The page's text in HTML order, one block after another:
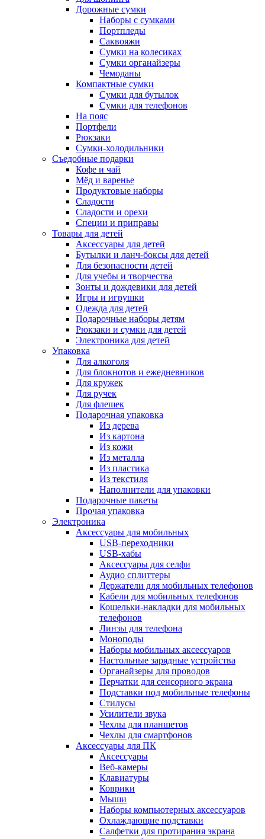
Дорожные сумки
Наборы с сумками
Портпледы
Саквояжи
Сумки на колесиках
Сумки органайзеры
Чемоданы
Компактные сумки
Сумки для бутылок
Сумки для телефонов
На пояс
Портфели
Рюкзаки
Сумки-холодильники
Съедобные подарки
Кофе и чай
Мёд и варенье
Продуктовые наборы
Сладости
Сладости и орехи
Специи и приправы
Товары для детей
Аксессуары для детей
Бутылки и ланч-боксы для детей
Для безопасности детей
Для учебы и творчества
Зонты и дождевики для детей
Игры и игрушки
Одежда для детей
Подарочные наборы детям
Рюкзаки и сумки для детей
Электроника для детей
Упаковка
Для алкоголя
Для блокнотов и ежедневников
Для кружек
Для ручек
Для флешек
Подарочная упаковка
Из дерева
Из картона
Из кожи
Из металла
Из пластика
Из текстиля
Наполнители для упаковки
Подарочные пакеты
Прочая упаковка
Электроника
Аксессуары для мобильных
USB-переходники
USB-хабы
Аксессуары для селфи
Аудио сплиттеры
Держатели для мобильных телефонов
Кабели для мобильных телефонов
Кошельки-накладки для мобильных
телефонов
Линзы для телефона
Моноподы
Наборы мобильных аксессуаров
Настольные зарядные устройства
Органайзеры для проводов
Перчатки для сенсорного экрана
Подставки под мобильные телефоны
Стилусы
Усилители звука
Чехлы для планшетов
Чехлы для смартфонов
Аксессуары для ПК
Аксессуары
Веб-камеры
Клавиатуры
Коврики
Мыши
Наборы компьютерных аксессуаров
Охлаждающие подставки
Салфетки для протирания экрана